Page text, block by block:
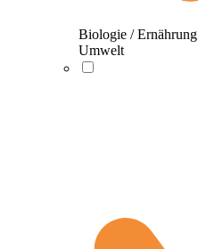
Biologie /
Umwelt